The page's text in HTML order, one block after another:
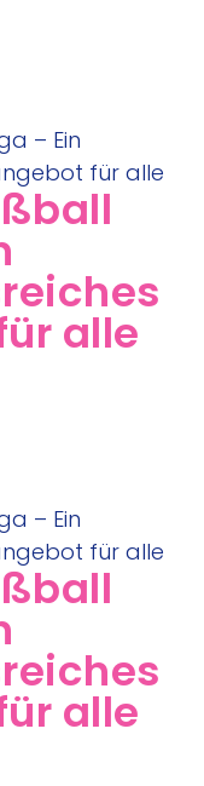
alle
alle